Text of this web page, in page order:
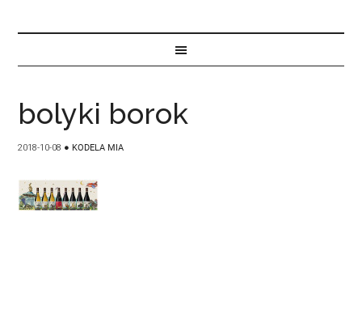
bolyki borok
2018-10-08 ● KODELA MIA